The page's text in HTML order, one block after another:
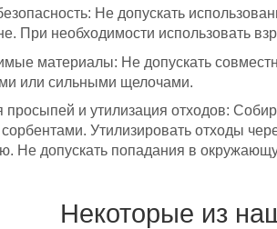
Не допускать
При необходимости использовать
материалы: Не допускать
или сильными щелочами.
просыпей и утилизация отходов:
Утилизировать отходы
Не допускать попадания в
Некоторые из